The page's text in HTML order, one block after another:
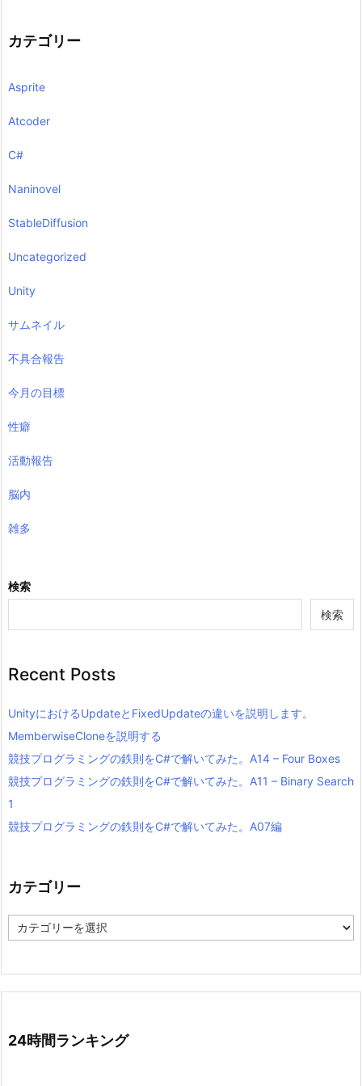
カテゴリー
Asprite
Atcoder
C#
Naninovel
StableDiffusion
Uncategorized
Unity
サムネイル
不具合報告
今月の目標
性癖
活動報告
脳内
雑多
検索
検索
Recent Posts
UnityにおけるUpdateとFixedUpdateの違いを説明します。
MemberwiseCloneを説明する
競技プログラミングの鉄則をC#で解いてみた。A14 – Four Boxes
競技プログラミングの鉄則をC#で解いてみた。A11 – Binary Search
1
競技プログラミングの鉄則をC#で解いてみた。A07編
カテゴリー
テ
24時間ランキング